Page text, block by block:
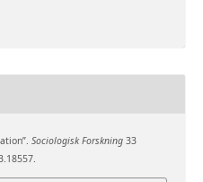
Sociologisk Forskning33